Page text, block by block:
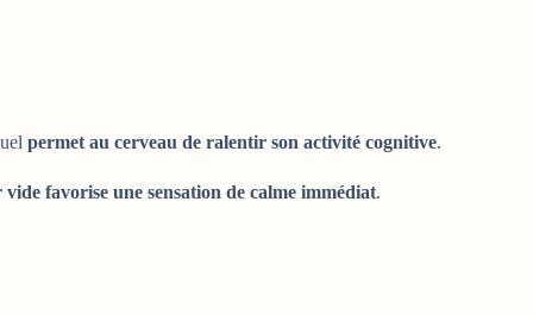
permet au cerveau de ralentir son activité cognitive.
favorise une sensation de calme immédiat.